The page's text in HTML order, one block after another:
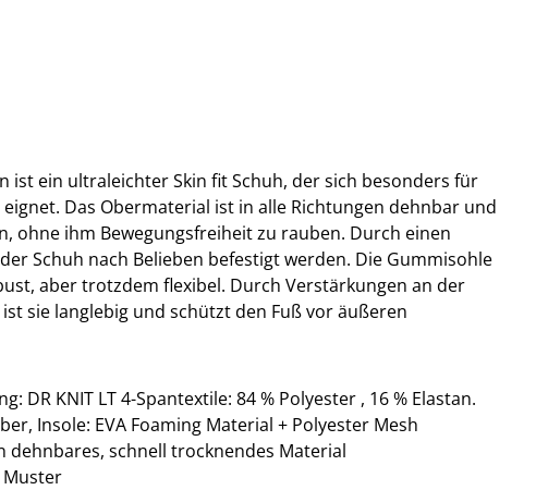
ist ein ultraleichter Skin fit Schuh, der sich besonders für
Das Obermaterial ist in alle Richtungen dehnbar und
ohne ihm Bewegungsfreiheit zu rauben. Durch einen
Schuh nach Belieben befestigt werden. Die Gummisohle
aber trotzdem flexibel. Durch Verstärkungen an der
sie langlebig und schützt den Fuß vor äußeren
DR KNIT LT 4-Spantextile: 84 % Polyester , 16 % Elastan.
Insole: EVA Foaming Material + Polyester Mesh
dehnbares, schnell trocknendes Material
Muster